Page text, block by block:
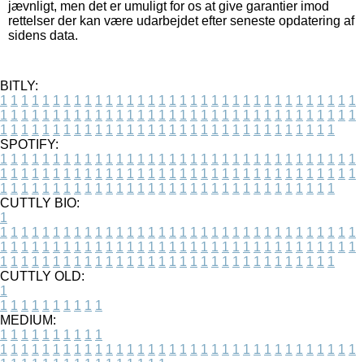
jævnligt, men det er umuligt for os at give garantier imod
rettelser der kan være udarbejdet efter seneste opdatering af
sidens data.
BITLY:
1 1 1 1 1 1 1 1 1 1 1 1 1 1 1 1 1 1 1 1 1 1 1 1 1 1 1 1 1 1 1 1 1 1
1 1 1 1 1 1 1 1 1 1 1 1 1 1 1 1 1 1 1 1 1 1 1 1 1 1 1 1 1 1 1 1 1 1
1 1 1 1 1 1 1 1 1 1 1 1 1 1 1 1 1 1 1 1 1 1 1 1 1 1 1 1 1 1 1 1
SPOTIFY:
1 1 1 1 1 1 1 1 1 1 1 1 1 1 1 1 1 1 1 1 1 1 1 1 1 1 1 1 1 1 1 1 1 1
1 1 1 1 1 1 1 1 1 1 1 1 1 1 1 1 1 1 1 1 1 1 1 1 1 1 1 1 1 1 1 1 1 1
1 1 1 1 1 1 1 1 1 1 1 1 1 1 1 1 1 1 1 1 1 1 1 1 1 1 1 1 1 1 1 1
CUTTLY BIO:
1
1 1 1 1 1 1 1 1 1 1 1 1 1 1 1 1 1 1 1 1 1 1 1 1 1 1 1 1 1 1 1 1 1 1
1 1 1 1 1 1 1 1 1 1 1 1 1 1 1 1 1 1 1 1 1 1 1 1 1 1 1 1 1 1 1 1 1 1
1 1 1 1 1 1 1 1 1 1 1 1 1 1 1 1 1 1 1 1 1 1 1 1 1 1 1 1 1 1 1 1
CUTTLY OLD:
1
1 1 1 1 1 1 1 1 1 1
MEDIUM:
1 1 1 1 1 1 1 1 1 1
1 1 1 1 1 1 1 1 1 1 1 1 1 1 1 1 1 1 1 1 1 1 1 1 1 1 1 1 1 1 1 1 1 1